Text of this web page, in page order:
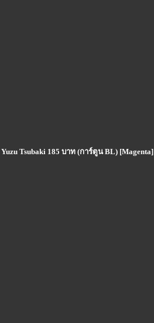
Tsubaki 185 บาท (การ์ตูน BL) [Magenta]